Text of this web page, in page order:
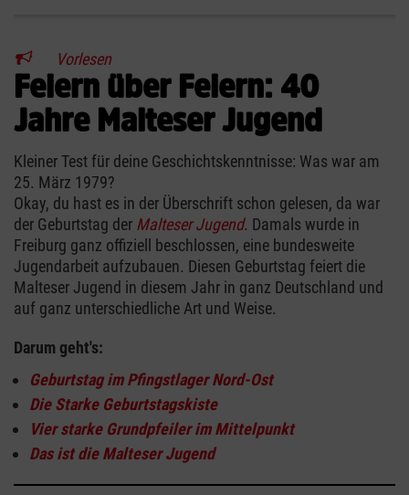
Vorlesen
Feiern über Feiern: 40
Jahre Malteser Jugend
Kleiner Test für deine Geschichtskenntnisse: Was war am
25. März 1979?
Okay, du hast es in der Überschrift schon gelesen, da war
der Geburtstag der Malteser Jugend. Damals wurde in
Freiburg ganz offiziell beschlossen, eine bundesweite
Jugendarbeit aufzubauen. Diesen Geburtstag feiert die
Malteser Jugend in diesem Jahr in ganz Deutschland und
auf ganz unterschiedliche Art und Weise.
Darum geht's:
Geburtstag im Pfingstlager Nord-Ost
Die Starke Geburtstagskiste
Vier starke Grundpfeiler im Mittelpunkt
Das ist die Malteser Jugend